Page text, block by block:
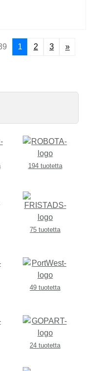
1 2 3 »
194 tuotetta
75 tuotetta
49 tuotetta
24 tuotetta